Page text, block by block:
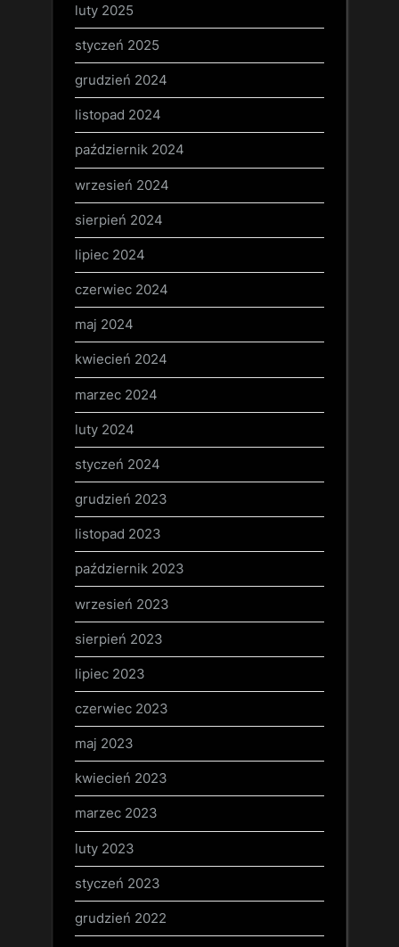
luty 2025
styczeń 2025
grudzień 2024
listopad 2024
październik 2024
wrzesień 2024
sierpień 2024
lipiec 2024
czerwiec 2024
maj 2024
kwiecień 2024
marzec 2024
luty 2024
styczeń 2024
grudzień 2023
listopad 2023
październik 2023
wrzesień 2023
sierpień 2023
lipiec 2023
czerwiec 2023
maj 2023
kwiecień 2023
marzec 2023
luty 2023
styczeń 2023
grudzień 2022